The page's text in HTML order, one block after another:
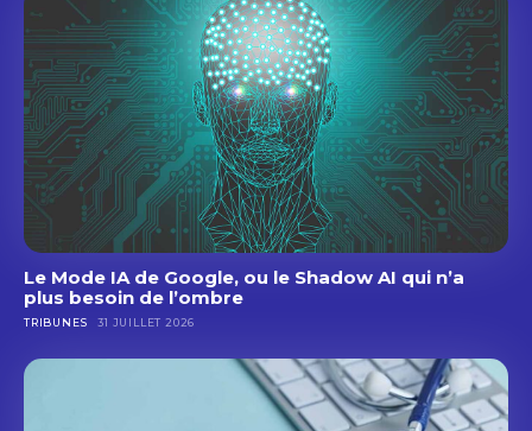
Le Mode IA de Google, ou le Shadow AI qui n’a
plus besoin de l’ombre
TRIBUNES 31 JUILLET 2026